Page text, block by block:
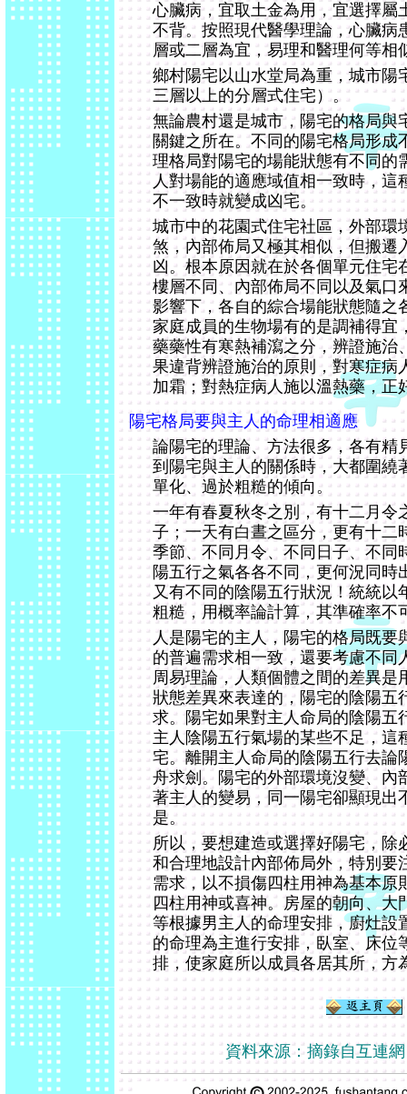
心臟病，宜取土金為用，宜選擇屬
不背。按照現代醫學理論，心臟病
層或二層為宜，易理和醫理何等相
鄉村陽宅以山水堂局為重，城市陽
三層以上的分層式住宅）。
無論農村還是城市，陽宅的格局與
關鍵之所在。不同的陽宅格局形成
理格局對陽宅的場能狀態有不同的
人對場能的適應域值相一致時，這
不一致時就變成凶宅。
城市中的花園式住宅社區，外部環
煞，內部佈局又極其相似，但搬遷
凶。根本原因就在於各個單元住宅
樓層不同、內部佈局不同以及氣口
影響下，各自的綜合場能狀態隨之
家庭成員的生物場有的是調補得宜
藥藥性有寒熱補瀉之分，辨證施治
果違背辨證施治的原則，對寒症病
加霜；對熱症病人施以溫熱藥，正
陽宅格局要與主人的命理相適應
論陽宅的理論、方法很多，各有精
到陽宅與主人的關係時，大都圍繞
單化、過於粗糙的傾向。
一年有春夏秋冬之別，有十二月令
子；一天有白晝之區分，更有十二
季節、不同月令、不同日子、不同
陽五行之氣各各不同，更何況同時
又有不同的陰陽五行狀況！統統以
粗糙，用概率論計算，其準確率不
人是陽宅的主人，陽宅的格局既要
的普遍需求相一致，還要考慮不同
周易理論，人類個體之間的差異是
狀態差異來表達的，陽宅的陰陽五
求。陽宅如果對主人命局的陰陽五
主人陰陽五行氣場的某些不足，這
宅。離開主人命局的陰陽五行去論
舟求劍。陽宅的外部環境沒變、內
著主人的變易，同一陽宅卻顯現出
是。
所以，要想建造或選擇好陽宅，除
和合理地設計內部佈局外，特別要
需求，以不損傷四柱用神為基本原
四柱用神或喜神。房屋的朝向、大
等根據男主人的命理安排，廚灶設
的命理為主進行安排，臥室、床位
排，使家庭所以成員各居其所，方
資料來源：摘錄自互連